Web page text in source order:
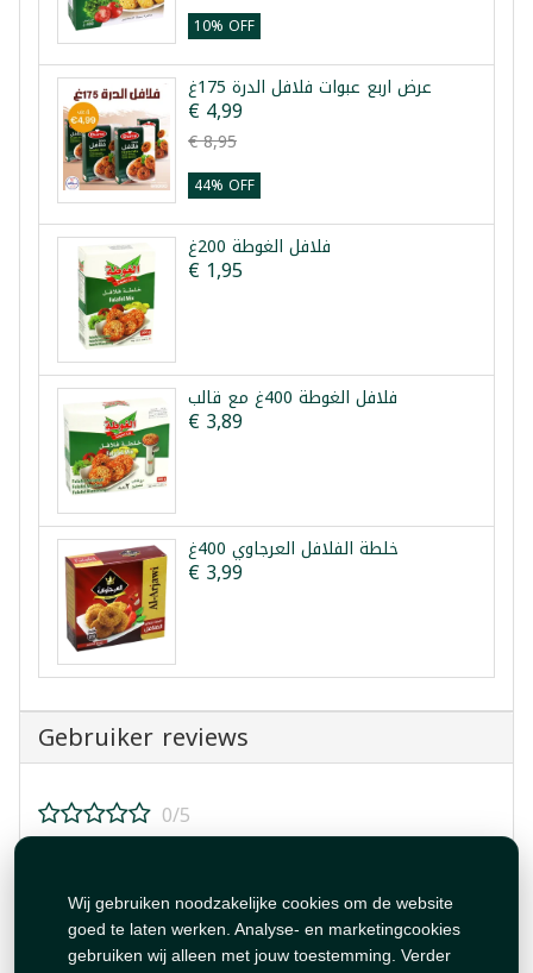
Wij gebruiken noodzakelijke cookies om de website
goed te laten werken. Analyse- en marketingcookies
gebruiken wij alleen met jouw toestemming. Verder
10% OFF
عرض اربع عبوات فلافل الدرة 175غ
€ 4,99
€ 8,95
44% OFF
فلافل الغوطة 200غ
€ 1,95
فلافل الغوطة 400غ مع قالب
€ 3,89
خلطة الفلافل العرجاوي 400غ
€ 3,99
Gebruiker reviews
0/5